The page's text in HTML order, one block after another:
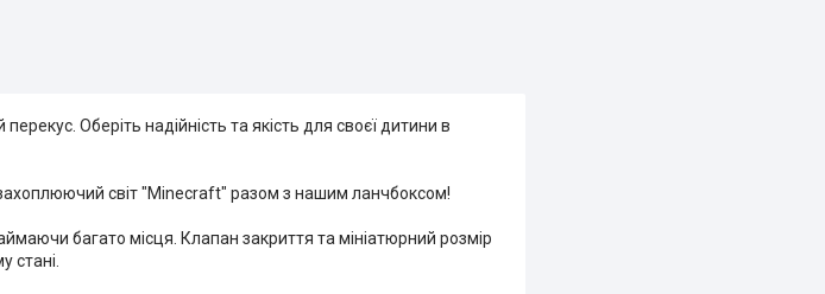
Оберіть надійність та якість для своєї дитини в
світ "Minecraft" разом з нашим ланчбоксом!
багато місця. Клапан закриття та мініатюрний розмір
стані.